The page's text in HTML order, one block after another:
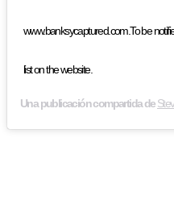
www.banksycaptured.com.To be
list on the website.
Una publicación compartida de